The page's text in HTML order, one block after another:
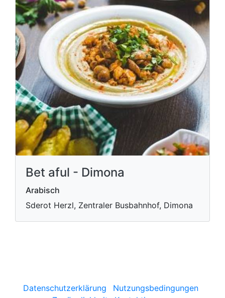
Bet aful - Dimona
Arabisch
Sderot Herzl, Zentraler Busbahnhof, Dimona
Datenschutzerklärung
Nutzungsbedingungen